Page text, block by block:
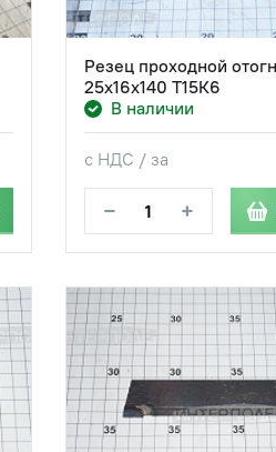
Резец проходной
25х16х140 Т15К6
В наличии
с НДС / за
− +